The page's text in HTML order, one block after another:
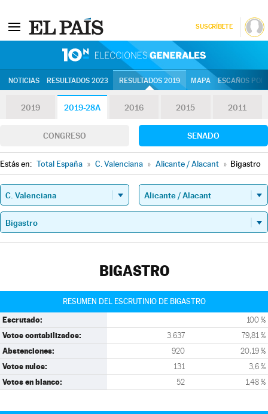
SUSCRÍBETE
NOTICIAS RESULTADOS 2023 RESULTADOS 2019 MAPA ESCAÑOS
2019 2019-28A 2016 2015 2011
CONGRESO SENADO
Estás en: Total España » C. Valenciana » Alicante / Alacant » Bigastro
BIGASTRO
RESUMEN DEL ESCRUTINIO DE BIGASTRO
Escrutado: 100 %
Votos contabilizados: 3.637 79,81 %
Abstenciones: 920 20,19 %
Votos nulos: 131 3,6 %
Votos en blanco: 52 1,48 %